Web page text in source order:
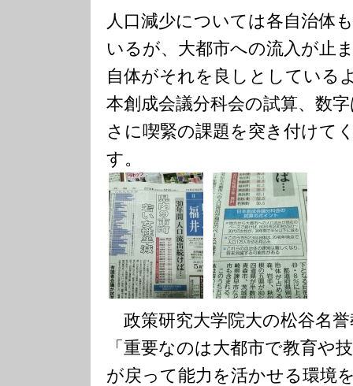
人口減少については各自治体
いるが、大都市への流入が止
自体がそれを良しとしている
本創成会議分科会の試算、数
さに喫緊の課題を突き付けて
す。
政策研究大学院大の松谷名
「重要なのは大都市で教育や
が戻って能力を活かせる環境